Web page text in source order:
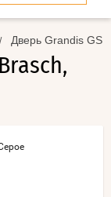
/ Дверь Grandis GS